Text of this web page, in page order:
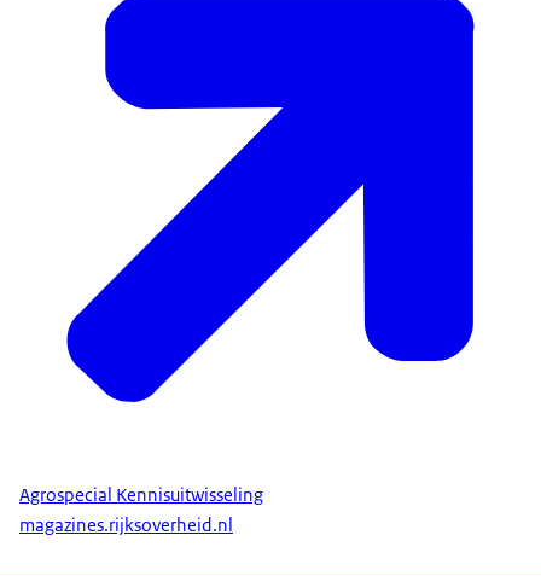
Agrospecial Kennisuitwisseling
magazines.rijksoverheid.nl